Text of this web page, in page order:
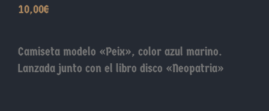
10,00€
Camiseta modelo «Peix», color azul marino.
Lanzada junto con el libro disco «Neopatria»